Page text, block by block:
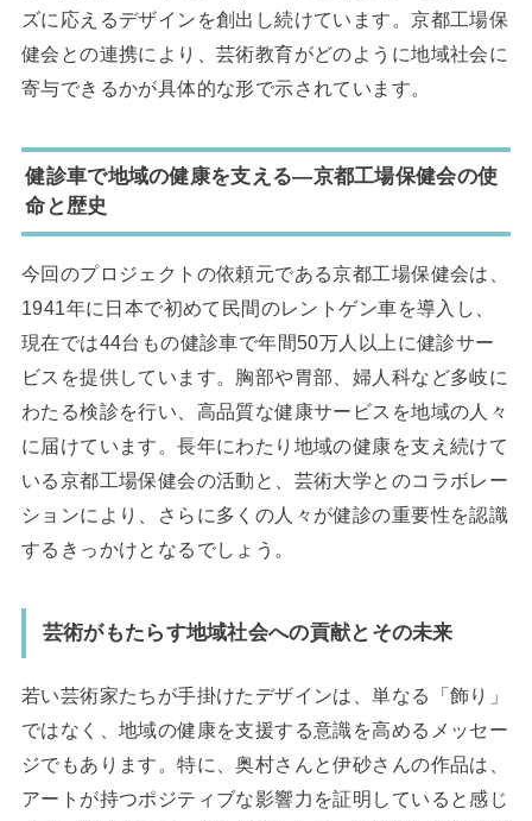
ズに応えるデザインを創出し続けています。京都工場保
健会との連携により、芸術教育がどのように地域社会に
寄与できるかが具体的な形で示されています。
健診車で地域の健康を支える―京都工場保健会の使
命と歴史
今回のプロジェクトの依頼元である京都工場保健会は、
1941年に日本で初めて民間のレントゲン車を導入し、
現在では44台もの健診車で年間50万人以上に健診サー
ビスを提供しています。胸部や胃部、婦人科など多岐に
わたる検診を行い、高品質な健康サービスを地域の人々
に届けています。長年にわたり地域の健康を支え続けて
いる京都工場保健会の活動と、芸術大学とのコラボレー
ションにより、さらに多くの人々が健診の重要性を認識
するきっかけとなるでしょう。
芸術がもたらす地域社会への貢献とその未来
若い芸術家たちが手掛けたデザインは、単なる「飾り」
ではなく、地域の健康を支援する意識を高めるメッセー
ジでもあります。特に、奥村さんと伊砂さんの作品は、
アートが持つポジティブな影響力を証明していると感じ